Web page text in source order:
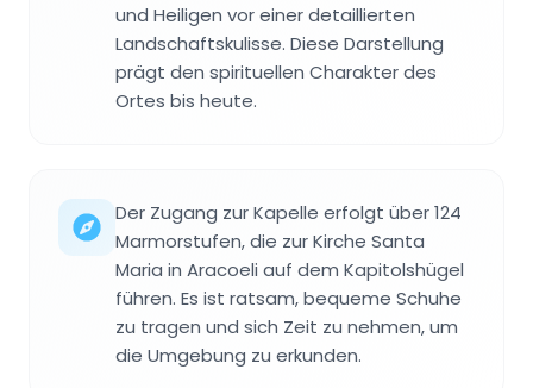
und Heiligen vor einer detaillierten
Landschaftskulisse. Diese Darstellung
prägt den spirituellen Charakter des
Ortes bis heute.
Der Zugang zur Kapelle erfolgt über 124
Marmorstufen, die zur Kirche Santa
Maria in Aracoeli auf dem Kapitolshügel
führen. Es ist ratsam, bequeme Schuhe
zu tragen und sich Zeit zu nehmen, um
die Umgebung zu erkunden.